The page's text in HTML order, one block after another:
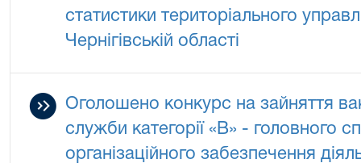
статистики територіального
Чернігівській області
Оголошено конкурс на зайняття
служби категорії «В» - головного
організаційного забезпечення